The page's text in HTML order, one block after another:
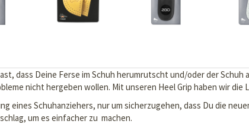
dass Deine Ferse im Schuh herumrutscht und/oder der
nicht hergeben wollen. Mit unseren Heel Grip haben wir die
eines Schuhanziehers, nur um sicherzugehen, dass Du die
um es einfacher zu machen.